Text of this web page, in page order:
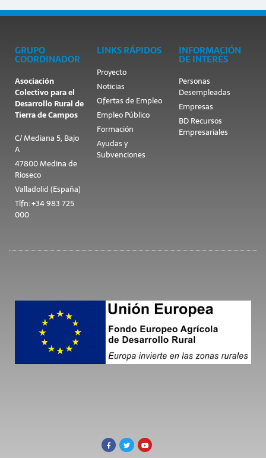
GRUPO
COORDINADOR
Asociación
Colectivo para el
Desarrollo Rural de
Tierra de Campos
C/ Mediana 5, Bajo
A
47800 Medina de
Rioseco
Valladolid (España)
Tlfn: +34 983 725
000
LINKS RÁPIDOS
Proyecto
Noticias
Ofertas de Empleo
Empleo Público
Formación
Ayudas y
Subvenciones
INFORMACIÓN
DE INTERÉS
Personas
Desempleadas
Empresas
BD Recursos
Empresariales